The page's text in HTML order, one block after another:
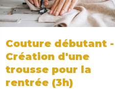
Couture débutant -
Création d'une
trousse pour la
rentrée (3h)